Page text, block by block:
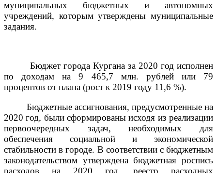
муниципальных бюджетных и автономных
учреждений, которым утверждены муниципальные
задания.
Бюджет города Кургана за 2020 год исполнен
по доходам на 9 465,7 млн. рублей или 79
процентов от плана (рост к 2019 году 11,6 %).
Бюджетные ассигнования, предусмотренные на
2020 год, были сформированы исходя из реализации
первоочередных задач, необходимых для
обеспечения социальной и экономической
стабильности в городе. В соответствии с бюджетным
законодательством утверждена бюджетная роспись
расходов на 2020 год, реестр расходных